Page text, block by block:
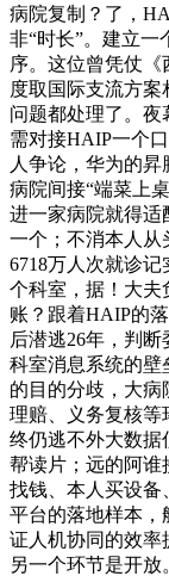
病院复制？了，
非“时长”。建立一
序。这位曾凭仗
度取国际支流方
问题都处理了。夜
需对接HAIP一个
人争论，华为的
病院间接“端菜上
进一家病院就得适
一个；不消本人从
6718万人次就诊
个科室，据！大夫
账？跟着HAIP的
后潜逃26年，判
科室消息系统的壁
的目的分歧，大病
理赔、义务复核等
终仍逃不外大数
帮读片；远的阿谁
找钱、本人买设备
平台的落地样本，
证人机协同的效率
另一个环节是开放